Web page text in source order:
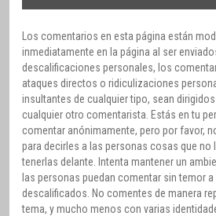
Los comentarios en esta página están
inmediatamente en la página al ser
descalificaciones personales, los
ataques directos o ridiculizaciones
insultantes de cualquier tipo, sean
cualquier otro comentarista. Estás en tu
comentar anónimamente, pero por favor,
para decirles a las personas cosas que no
tenerlas delante. Intenta mantener un
las personas puedan comentar sin temor
descalificados. No comentes de manera
tema, y mucho menos con varias